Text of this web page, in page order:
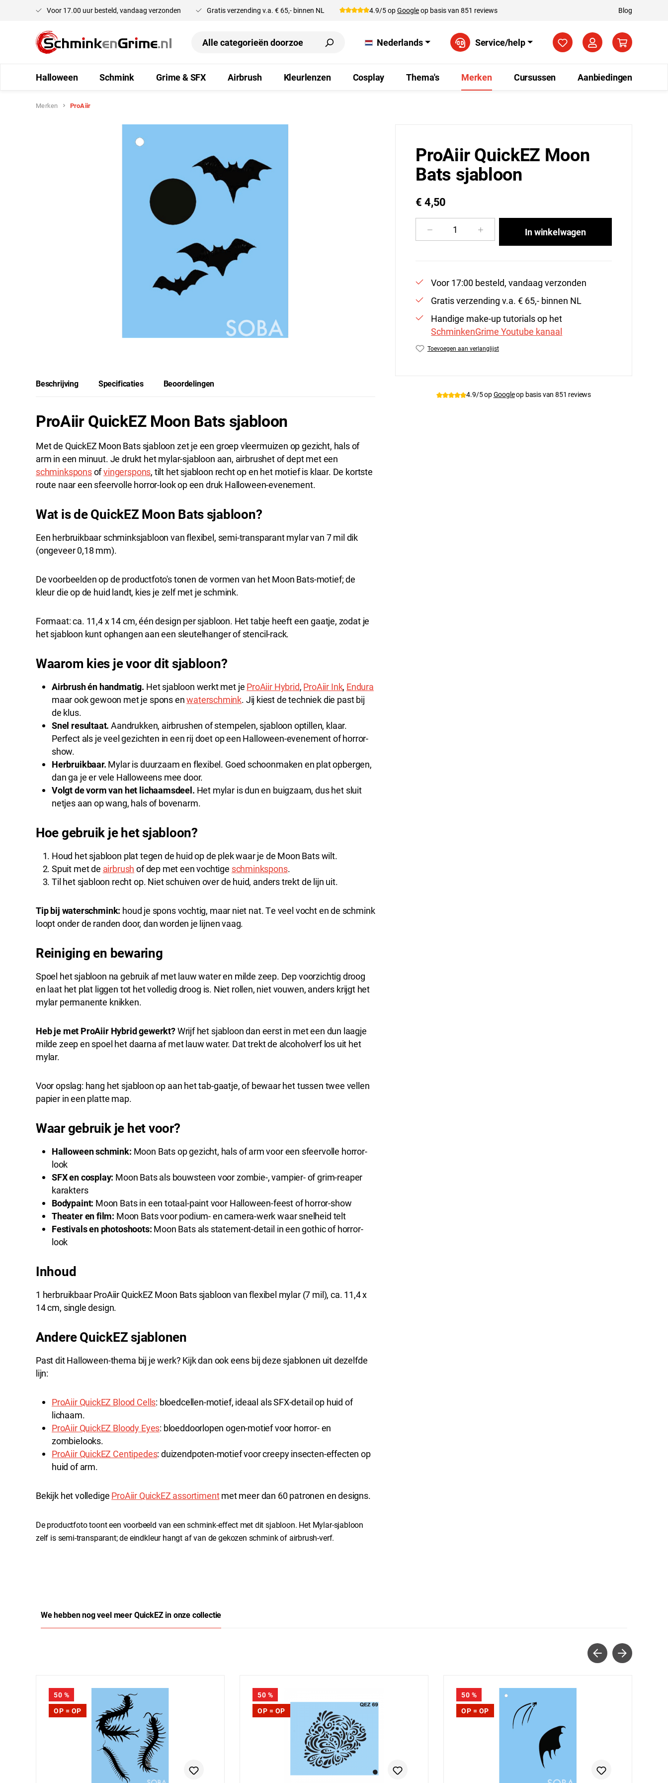
Ga naar de hoofdnavigatie
Voor 17.00 uur besteld, vandaag verzonden Gratis verzending v.a. € 65,- binnen NL 4.9/5 opGoogleop basis van 851 reviews Blog
Nederlands Service/help Je hebt 0 items op je
Halloween Schmink Grime & SFX Airbrush Kleurlenzen Cosplay Thema's Merken Cursussen Aanbiedingen
Merken ProAiir
ProAiir QuickEZ Moon
Bats sjabloon
€ 4,50
Producthoeveelheid: Voer de gewenste
In winkelwagen
Voor 17:00 besteld, vandaag verzonden
Gratis verzending v.a. € 65,- binnen NL
Handige make-up tutorials op het
SchminkenGrime Youtube kanaal
Toevoegen aan verlanglijst
4.9/5 opGoogleop basis van 851 reviews
Beschrijving Specificaties Beoordelingen
ProAiir QuickEZ Moon Bats sjabloon
Met de QuickEZ Moon Bats sjabloon zet je een groep vleermuizen op gezicht, hals of
arm in een minuut. Je drukt het mylar-sjabloon aan, airbrushet of dept met een
schminksponsofvingerspons, tilt het sjabloon recht op en het motief is klaar. De kortste
route naar een sfeervolle horror-look op een druk Halloween-evenement.
Wat is de QuickEZ Moon Bats sjabloon?
Een herbruikbaar schminksjabloon van flexibel, semi-transparant mylar van 7 mil dik
(ongeveer 0,18 mm).
De voorbeelden op de productfoto's tonen de vormen van het Moon Bats-motief; de
kleur die op de huid landt, kies je zelf met je schmink.
Formaat: ca. 11,4 x 14 cm, één design per sjabloon. Het tabje heeft een gaatje, zodat je
het sjabloon kunt ophangen aan een sleutelhanger of stencil-rack.
Waarom kies je voor dit sjabloon?
Airbrush én handmatig. Het sjabloon werkt met je ProAiir Hybrid, ProAiir Ink, Endura
maar ook gewoon met je spons enwaterschmink. Jij kiest de techniek die past bij
de klus.
Snel resultaat. Aandrukken, airbrushen of stempelen, sjabloon optillen, klaar.
Perfect als je veel gezichten in een rij doet op een Halloween-evenement of horror-
show.
Herbruikbaar. Mylar is duurzaam en flexibel. Goed schoonmaken en plat opbergen,
dan ga je er vele Halloweens mee door.
Volgt de vorm van het lichaamsdeel. Het mylar is dun en buigzaam, dus het sluit
netjes aan op wang, hals of bovenarm.
Hoe gebruik je het sjabloon?
Houd het sjabloon plat tegen de huid op de plek waar je de Moon Bats wilt.
Spuit met de airbrush of dep met een vochtige schminkspons.
Til het sjabloon recht op. Niet schuiven over de huid, anders trekt de lijn uit.
Tip bij waterschmink: houd je spons vochtig, maar niet nat. Te veel vocht en de schmink
loopt onder de randen door, dan worden je lijnen vaag.
Reiniging en bewaring
Spoel het sjabloon na gebruik af met lauw water en milde zeep. Dep voorzichtig droog
en laat het plat liggen tot het volledig droog is. Niet rollen, niet vouwen, anders krijgt het
mylar permanente knikken.
Heb je met ProAiir Hybrid gewerkt?Wrijf het sjabloon dan eerst in met een dun laagje
milde zeep en spoel het daarna af met lauw water. Dat trekt de alcoholverf los uit het
mylar.
Voor opslag: hang het sjabloon op aan het tab-gaatje, of bewaar het tussen twee vellen
papier in een platte map.
Waar gebruik je het voor?
Halloween schmink: Moon Bats op gezicht, hals of arm voor een sfeervolle horror-
look
SFX en cosplay: Moon Bats als bouwsteen voor zombie-, vampier- of grim-reaper
karakters
Bodypaint: Moon Bats in een totaal-paint voor Halloween-feest of horror-show
Theater en film: Moon Bats voor podium- en camera-werk waar snelheid telt
Festivals en photoshoots: Moon Bats als statement-detail in een gothic of horror-
look
Inhoud
1 herbruikbaar ProAiir QuickEZ Moon Bats sjabloon van flexibel mylar (7 mil), ca. 11,4 x
14 cm, single design.
Andere QuickEZ sjablonen
Past dit Halloween-thema bij je werk? Kijk dan ook eens bij deze sjablonen uit dezelfde
lijn:
ProAiir QuickEZ Blood Cells: bloedcellen-motief, ideaal als SFX-detail op huid of
lichaam.
ProAiir QuickEZ Bloody Eyes: bloeddoorlopen ogen-motief voor horror- en
zombielooks.
ProAiir QuickEZ Centipedes: duizendpoten-motief voor creepy insecten-effecten op
huid of arm.
Bekijk het volledige ProAiir QuickEZ assortimentmet meer dan 60 patronen en designs.
De productfoto toont een voorbeeld van een schmink-effect met dit sjabloon. Het Mylar-sjabloon
zelf is semi-transparant; de eindkleur hangt af van de gekozen schmink of airbrush-verf.
We hebben nog veel meer QuickEZ in onze collectie
50 %
OP = OP
50 %
OP = OP
50 %
OP = OP